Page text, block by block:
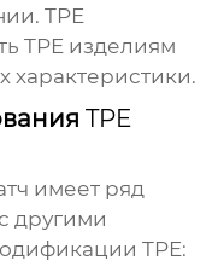
TPE
TPE изделиям
характеристики.
TPE
имеет ряд
другими
TPE: